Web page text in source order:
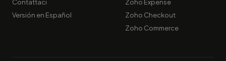
Contattaci
Versión en Español
Zoho Expense
Zoho Checkout
Zoho Commerce